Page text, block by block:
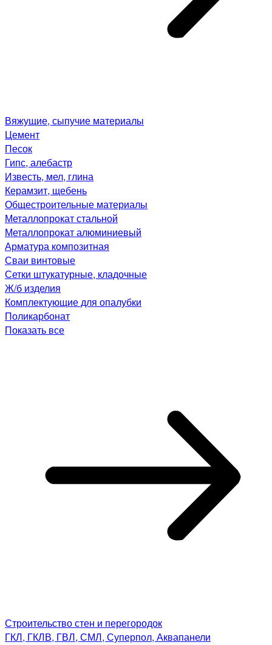
Вяжущие, сыпучие материалы
Цемент
Песок
Гипс, алебастр
Известь, мел, глина
Керамзит, щебень
Общестроительные материалы
Металлопрокат стальной
Металлопрокат алюминиевый
Арматура композитная
Сваи винтовые
Сетки штукатурные, кладочные
Ж/б изделия
Комплектующие для опалубки
Поликарбонат
Показать все
Строительство стен и перегородок
ГКЛ, ГКЛВ, ГВЛ, СМЛ, Суперпол, Аквапанели